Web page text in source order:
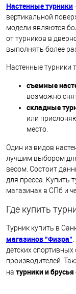
Настенные турники
вертикальной
модели являются
от турников в
выполнять более
Настенные турники
съемные
возможно
складные
или
место.
Один из видов
лучшим выбором
весом. Состоит
для пресса. Купить
магазинах в СПб и
Где купить
Турник купить в
магазинов "Физра"
детских
производителей.
на турники и брусья